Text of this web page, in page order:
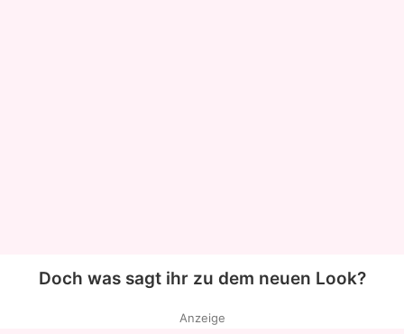
Doch was sagt ihr zu dem neuen Look?
Anzeige